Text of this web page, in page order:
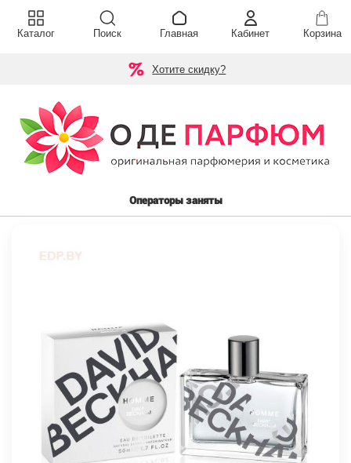
Хотите скидку?
Операторы заняты
Каталог Поиск Главная Кабинет Корзина